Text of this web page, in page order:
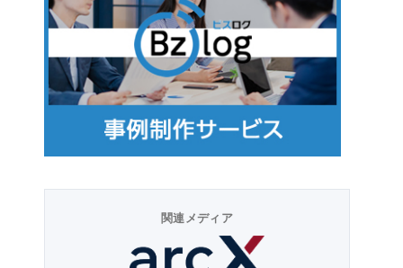
関連メディア